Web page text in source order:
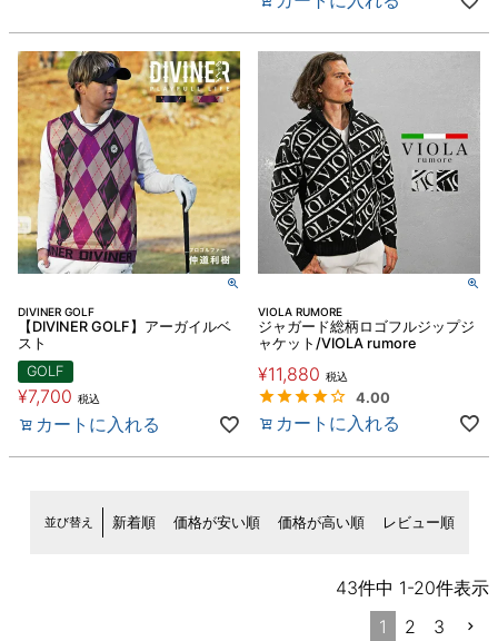
DIVINER GOLF
【DIVINER GOLF】アーガイルベ
スト
GOLF
¥7,700 税込
カートに入れる
VIOLA RUMORE
ジャガード総柄ロゴフルジップジ
ャケット/VIOLA rumore
¥11,880 税込
4.00
カートに入れる
並び替え 新着順 価格が安い順 価格が高い順 レビュー順
43件中 1-20件表示
1
2 3